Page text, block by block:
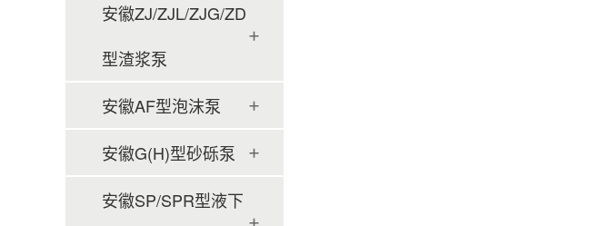
安徽ZJ/ZJL/ZJG/ZD
型渣浆泵
安徽AF型泡沫泵
安徽G(H)型砂砾泵
安徽SP/SPR型液下